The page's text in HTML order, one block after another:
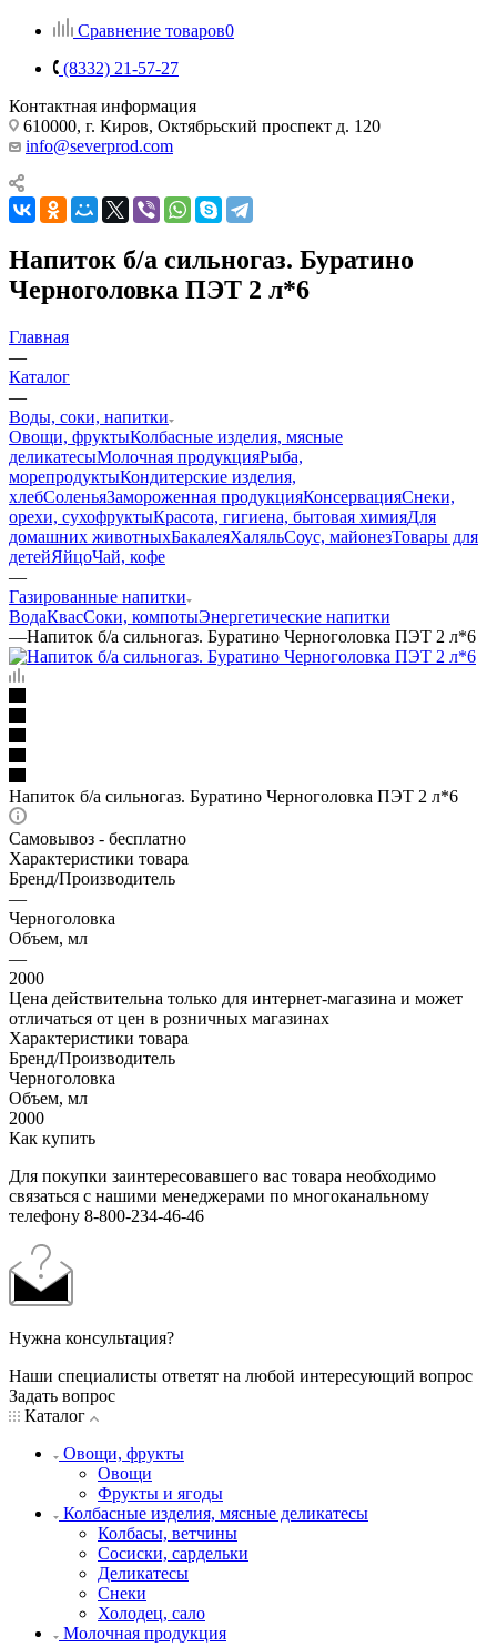
Сравнение товаров0
(8332) 21-57-27
Контактная информация
610000, г. Киров, Октябрьский проспект д. 120
info@severprod.com
Напиток б/а сильногаз. Буратино
Черноголовка ПЭТ 2 л*6
Главная
—
Каталог
—
Воды, соки, напитки
Овощи, фруктыКолбасные изделия, мясные
деликатесыМолочная продукцияРыба,
морепродуктыКондитерские изделия,
хлебСоленьяЗамороженная продукцияКонсервацияСнеки,
орехи, сухофруктыКрасота, гигиена, бытовая химияДля
домашних животныхБакалеяХаляльСоус, майонезТовары для
детейЯйцоЧай, кофе
—
Газированные напитки
ВодаКвасСоки, компотыЭнергетические напитки
—Напиток б/а сильногаз. Буратино Черноголовка ПЭТ 2 л*6
Напиток б/а сильногаз. Буратино Черноголовка ПЭТ 2 л*6
Самовывоз - бесплатно
Характеристики товара
Бренд/Производитель
—
Черноголовка
Объем, мл
—
2000
Цена действительна только для интернет-магазина и может
отличаться от цен в розничных магазинах
Характеристики товара
Бренд/Производитель
Черноголовка
Объем, мл
2000
Как купить
Для покупки заинтересовавшего вас товара необходимо
связаться с нашими менеджерами по многоканальному
телефону 8-800-234-46-46
Нужна консультация?
Наши специалисты ответят на любой интересующий вопрос
Задать вопрос
Каталог
Овощи, фрукты
Овощи
Фрукты и ягоды
Колбасные изделия, мясные деликатесы
Колбасы, ветчины
Сосиски, сардельки
Деликатесы
Снеки
Холодец, сало
Молочная продукция